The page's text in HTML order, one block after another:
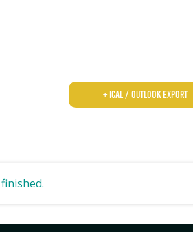
+ iCal / Outlook export